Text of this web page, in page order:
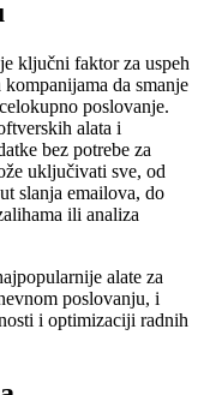
ključni faktor za uspeh
da smanje
poslovanje.
alata i
bez potrebe za
uključivati sve, od
slanja emailova, do
ili analiza
alate za
poslovanju, i
i optimizaciji radnih